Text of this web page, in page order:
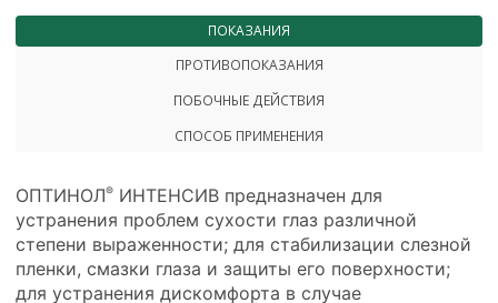
ПОКАЗАНИЯ
ПРОТИВОПОКАЗАНИЯ
ПОБОЧНЫЕ ДЕЙСТВИЯ
СПОСОБ ПРИМЕНЕНИЯ
ОПТИНОЛ® ИНТЕНСИВ предназначен для
устранения проблем сухости глаз различной
степени выраженности; для стабилизации слезной
пленки, смазки глаза и защиты его поверхности;
для устранения дискомфорта в случае